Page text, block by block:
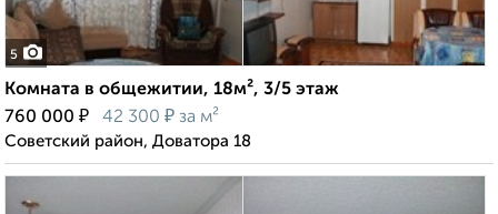
5
Комната в общежитии, 18м², 3/5 этаж
760 000 ₽ 42 300 ₽ за м²
Советский район, Доватора 18